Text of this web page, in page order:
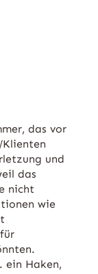
das vor
und
das
nicht
wie
ein Haken,